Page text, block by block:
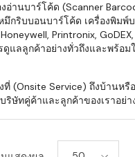
านบาร์โค้ด (Scanner
กริบบอนบาร์โค้ด เครื่องพิมพ์
Printronix, GoDEX,
แลลูกค้าอย่างทั่วถึงและพร้อ
(Onsite Service) ถึงบ้านหรื
ษัทคู่ค้าและลูกค้าของเราอย่า